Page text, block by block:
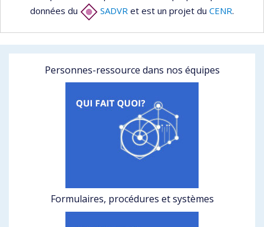
données du
SADVR et est un projet du CENR.
Personnes-ressource dans nos équipes
Formulaires, procédures et systèmes